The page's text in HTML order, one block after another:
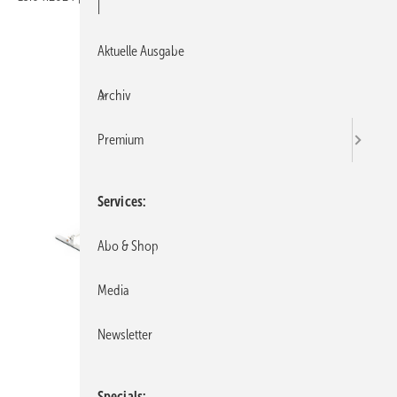
Aktuelle Ausgabe
Archiv
Premium
Services
Abo & Shop
Media
Newsletter